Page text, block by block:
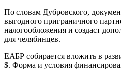
По словам Дубровского,
выгодного приграничного
налогообложения и создаст
для челябинцев.
ЕАБР собирается вложить в
$. Форма и условия